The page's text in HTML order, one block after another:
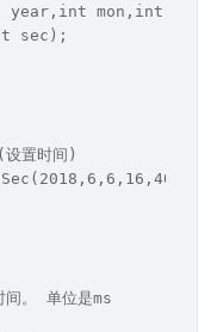
year,int mon,int
sec);
置时间)
。 单位是ms